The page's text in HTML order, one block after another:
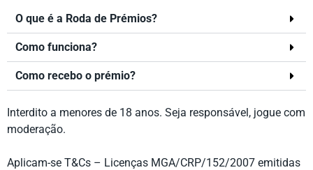
O que é a Roda de Prémios?
Como funciona?
Como recebo o prémio?
Interdito a menores de 18 anos. Seja responsável, jogue com
moderação.
Aplicam-se T&Cs – Licenças MGA/CRP/152/2007 emitidas